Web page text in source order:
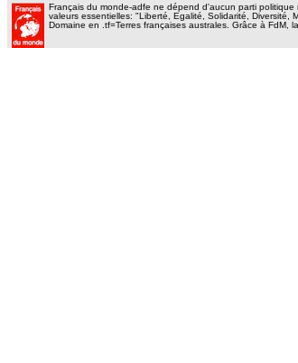
Français du monde-adfe ne dépend d'aucun parti
valeurs essentielles: "Liberté, Egalité, Solidarité, Diversité,
Domaine en .tf=Terres françaises australes. Grâce à FdM,